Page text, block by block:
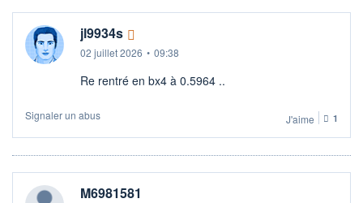
jl9934s
02 juillet 2026 • 09:38
Re rentré en bx4 à 0.5964 ..
Signaler un abus J'aime 1
M6981581